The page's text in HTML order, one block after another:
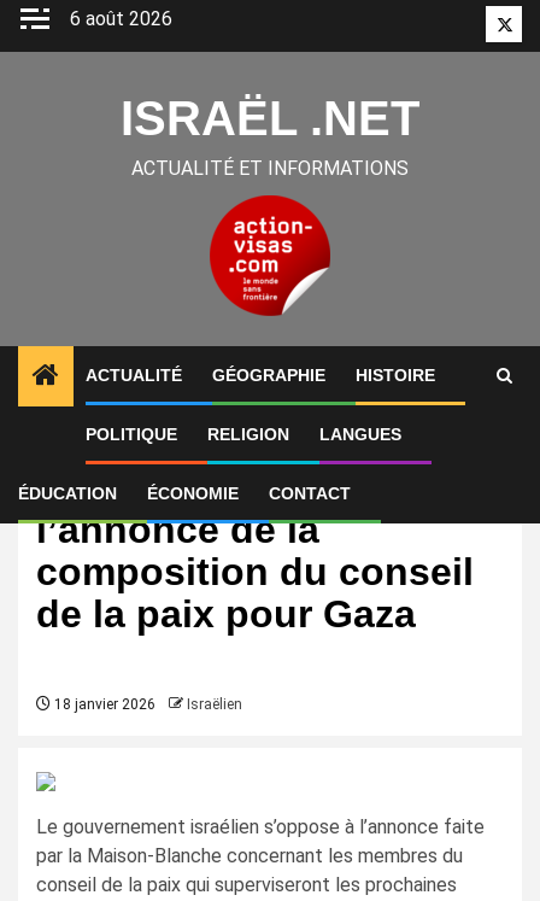
Aller
6 août 2026
ISRAËL .NET
ACTUALITÉ ET INFORMATIONS
ACTUALITÉ GÉOGRAPHIE HISTOIRE
POLITIQUE RELIGION LANGUES
ÉDUCATION ÉCONOMIE CONTACT
International
Israël s’oppose à
l’annonce de la
composition du conseil
de la paix pour Gaza
18 janvier 2026 Israëlien
Le gouvernement israélien s’oppose à l’annonce faite
par la Maison-Blanche concernant les membres du
conseil de la paix qui superviseront les prochaines